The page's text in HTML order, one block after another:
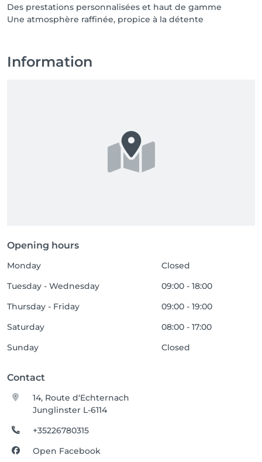
Des prestations personnalisées et haut de gamme
Une atmosphère raffinée, propice à la détente
Information
Opening hours
Monday
Closed
Tuesday - Wednesday
09:00 - 18:00
Thursday - Friday
09:00 - 19:00
Saturday
08:00 - 17:00
Sunday
Closed
Contact
14, Route d‘Echternach
Junglinster L-6114
+35226780315
Open Facebook